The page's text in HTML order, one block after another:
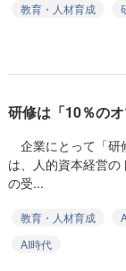
教育・人材育成
研修は「10％の
企業にとって「研
は、人的資本経営
の受...
教育・人材育成
AI時代